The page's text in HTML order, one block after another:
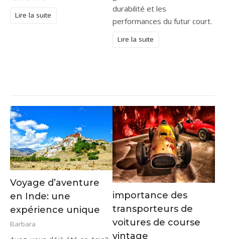
Lire la suite
durabilité et les
performances du futur court.
Lire la suite
Voyage d’aventure
en Inde: une
expérience unique
Barbara
importance des
transporteurs de
voitures de course
vintage